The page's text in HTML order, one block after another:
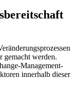
gemacht werden.
Management-
innerhalb dieser